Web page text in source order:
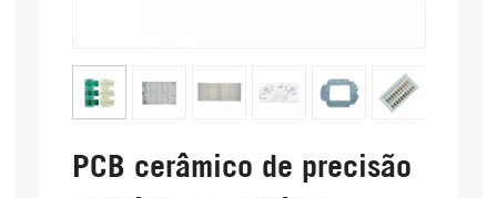
PCB cerâmico de precisão